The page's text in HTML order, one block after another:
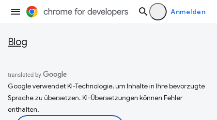
Anmelden
Blog
Google verwendet KI-Technologie, um Inhalte in Ihre bevorzugte
Sprache zu übersetzen. KI-Übersetzungen können Fehler
enthalten.